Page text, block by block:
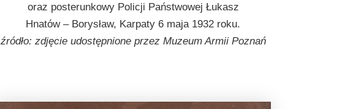
oraz posterunkowy Policji Państwowej Łukasz
Hnatów – Borysław, Karpaty 6 maja 1932 roku.
źródło: zdjęcie udostępnione przez Muzeum Armii Poznań